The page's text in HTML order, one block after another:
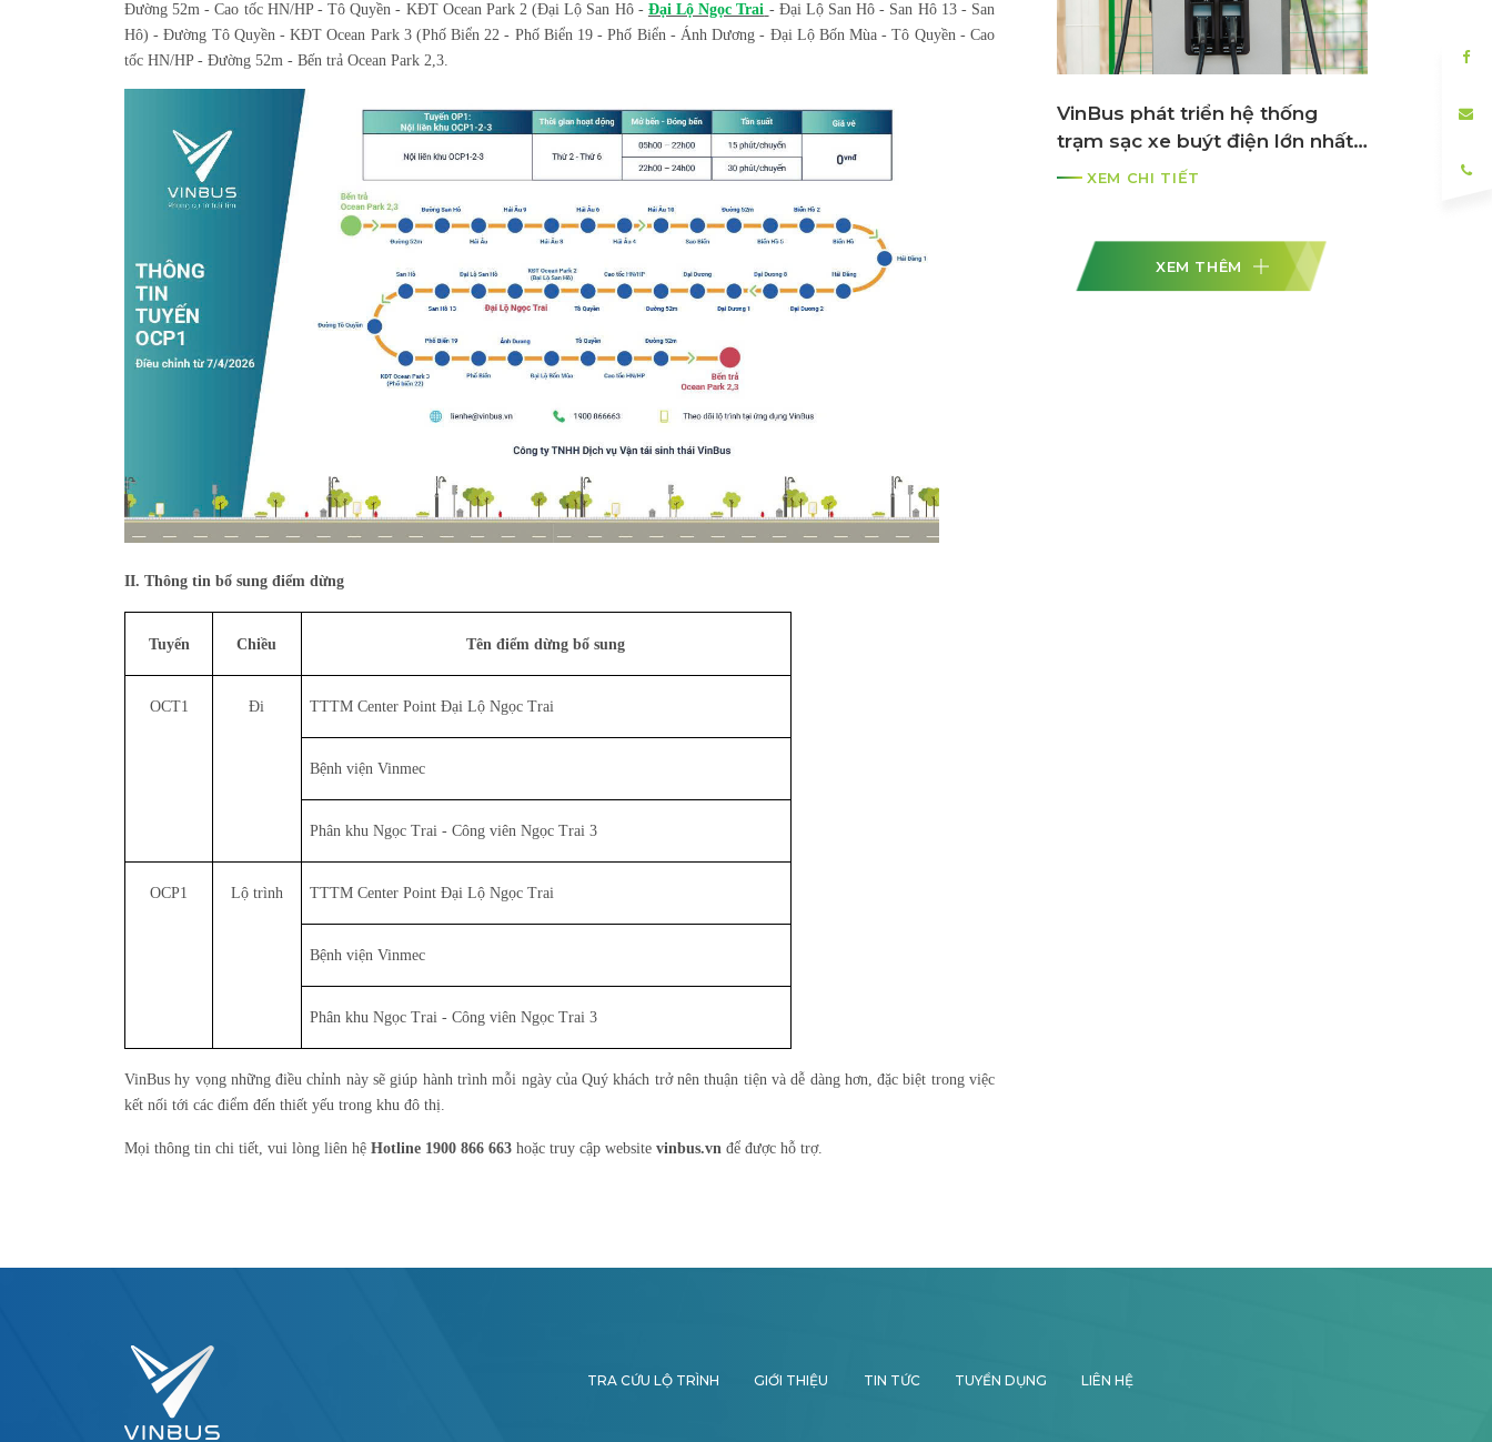
Đường 52m - Cao tốc HN/HP - Tô Quyền - KĐT Ocean Park 2 (Đại Lộ San Hô - Đại Lộ Ngọc Trai - Đại Lộ San Hô - San Hô 13 - San
Hô) - Đường Tô Quyền - KĐT Ocean Park 3 (Phố Biển 22 - Phố Biển 19 - Phố Biển - Ánh Dương - Đại Lộ Bốn Mùa - Tô Quyền - Cao
tốc HN/HP - Đường 52m - Bến trả Ocean Park 2,3.
II. Thông tin bổ sung điểm dừng
Tuyến Chiều Tên điểm dừng bổ sung
OCT1 Đi TTTM Center Point Đại Lộ Ngọc Trai
Bệnh viện Vinmec
Phân khu Ngọc Trai - Công viên Ngọc Trai 3
OCP1 Lộ trình TTTM Center Point Đại Lộ Ngọc Trai
Bệnh viện Vinmec
Phân khu Ngọc Trai - Công viên Ngọc Trai 3
VinBus hy vọng những điều chỉnh này sẽ giúp hành trình mỗi ngày của Quý khách trở nên thuận tiện và dễ dàng hơn, đặc biệt trong việc
kết nối tới các điểm đến thiết yếu trong khu đô thị.
Mọi thông tin chi tiết, vui lòng liên hệ Hotline 1900 866 663 hoặc truy cập website vinbus.vn để được hỗ trợ.
VinBus phát triển hệ thống
trạm sạc xe buýt điện lớn nhất
ASEAN
XEM CHI TIẾT
XEM THÊM
TRA CỨU LỘ TRÌNH GIỚI THIỆU TIN TỨC TUYỂN DỤNG LIÊN HỆ